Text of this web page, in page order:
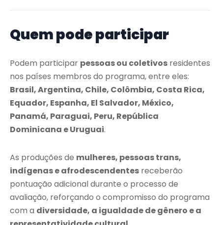
Quem pode participar
Podem participar pessoas ou coletivos residentes
nos países membros do programa, entre eles:
Brasil, Argentina, Chile, Colômbia, Costa Rica,
Equador, Espanha, El Salvador, México,
Panamá, Paraguai, Peru, República
Dominicana e Uruguai.
As produções de mulheres, pessoas trans,
indígenas e afrodescendentes receberão
pontuação adicional durante o processo de
avaliação, reforçando o compromisso do programa
com a diversidade, a igualdade de gênero e a